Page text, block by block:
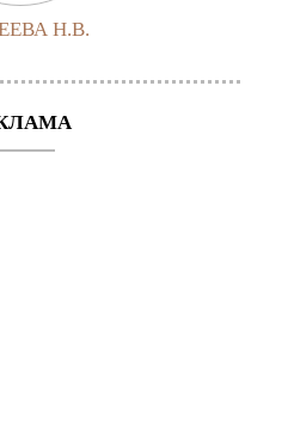
Н.В.